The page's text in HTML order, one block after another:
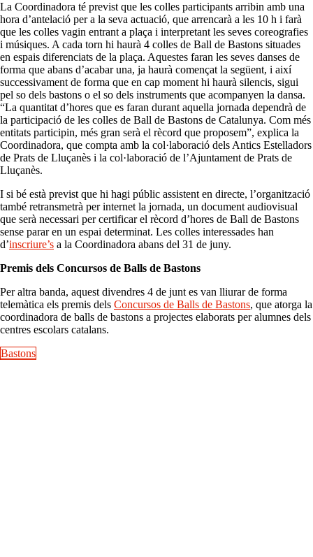
La Coordinadora té previst que les colles participants arribin amb una
hora d’antelació per a la seva actuació, que arrencarà a les 10 h i farà
que les colles vagin entrant a plaça i interpretant les seves coreografies
i músiques. A cada torn hi haurà 4 colles de Ball de Bastons situades
en espais diferenciats de la plaça. Aquestes faran les seves danses de
forma que abans d’acabar una, ja haurà començat la següent, i així
successivament de forma que en cap moment hi haurà silencis, sigui
pel so dels bastons o el so dels instruments que acompanyen la dansa.
“La quantitat d’hores que es faran durant aquella jornada dependrà de
la participació de les colles de Ball de Bastons de Catalunya. Com més
entitats participin, més gran serà el rècord que proposem”, explica la
Coordinadora, que compta amb la col·laboració dels Antics Estelladors
de Prats de Lluçanès i la col·laboració de l’Ajuntament de Prats de
Lluçanès.
I si bé està previst que hi hagi públic assistent en directe, l’organització
també retransmetrà per internet la jornada, un document audiovisual
que serà necessari per certificar el rècord d’hores de Ball de Bastons
sense parar en un espai determinat. Les colles interessades han
d’inscriure’s a la Coordinadora abans del 31 de juny.
Premis dels Concursos de Balls de Bastons
Per altra banda, aquest divendres 4 de junt es van lliurar de forma
telemàtica els premis dels Concursos de Balls de Bastons, que atorga la
coordinadora de balls de bastons a projectes elaborats per alumnes dels
centres escolars catalans.
Bastons